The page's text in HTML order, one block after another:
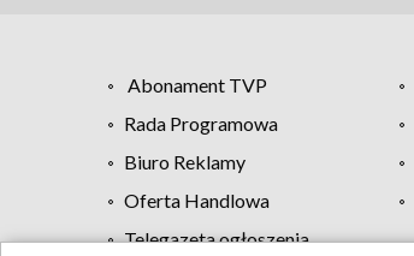
Abonament TVP
Rada Programowa
Biuro Reklamy
Oferta Handlowa
Telegazeta ogłoszenia